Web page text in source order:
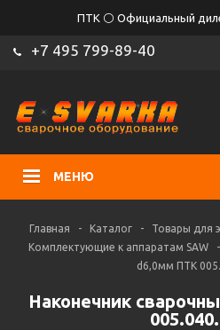
ПТК ⚪ Официальный
+7 495 799-89-40
МЕНЮ
Главная - Каталог - Товары для
Комплектующие к аппаратам SAW
-
d6,0мм ПТК
Наконечник